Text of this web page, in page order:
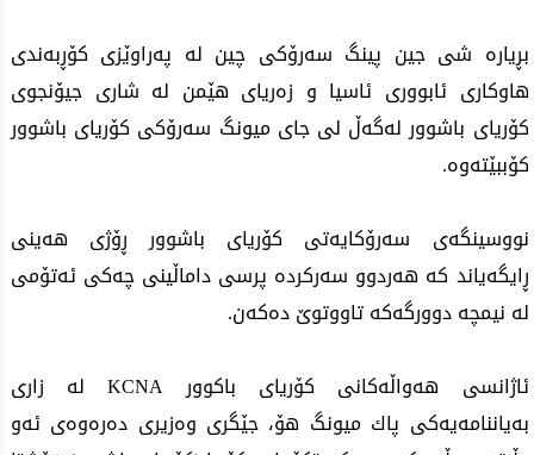
بڕیاره‌ شی جین پینگ سه‌رۆكی چین له‌ په‌راوێزی كۆڕبه‌ندی
هاوكاری ئابووری ئاسیا و زه‌ریای هێمن له‌ شاری جیۆنجوی
كۆریای باشوور له‌گه‌ڵ لی جای میونگ سه‌رۆكی كۆریای باشوور
كۆببێته‌وه‌.
نووسینگه‌ی سه‌رۆكایه‌تی كۆریای باشوور ڕۆژی هه‌ینی
ڕایگه‌یاند كه‌ هه‌ردوو سه‌ركرده‌ پرسی داماڵینی چه‌كی ئه‌تۆمی
له‌ نیمچه‌ دوورگه‌كه‌ تاووتوێ ده‌كه‌ن.
ئاژانسی‌ هه‌واڵه‌كانی‌ كۆریای‌ باكوور KCNA له‌ زاری
به‌یاننامه‌یه‌كی پاك میونگ هۆ، جێگری وه‌زیری ده‌ره‌وه‌ی‌ ئه‌و